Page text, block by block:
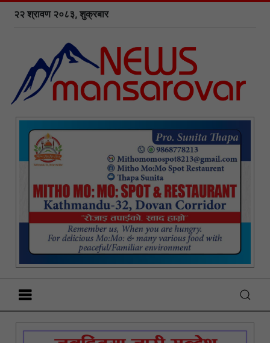
२२ श्रावण २०८३, शुक्रबार